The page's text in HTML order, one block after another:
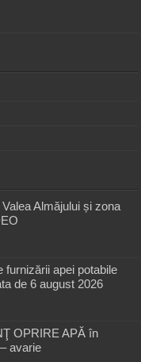
Almăjului și zona
furnizării apei potabile
de 6 august 2026
OPRIRE APĂ în
avarie